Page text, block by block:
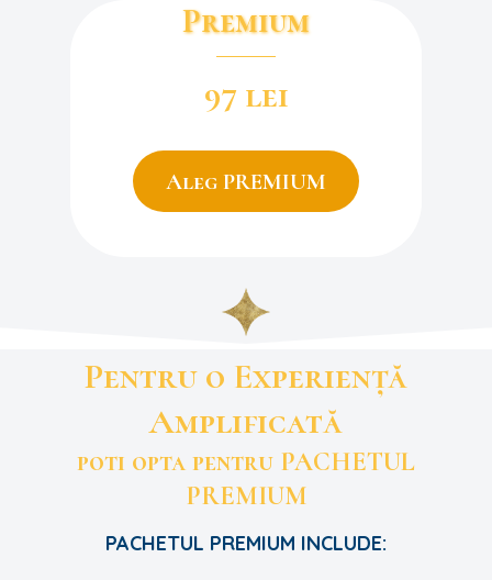
Premium
97 lei
Aleg PREMIUM
PACHETUL PREMIUM INCLUDE:
poti opta pentru PACHETUL
PREMIUM
Pentru o Experiență
Amplificată